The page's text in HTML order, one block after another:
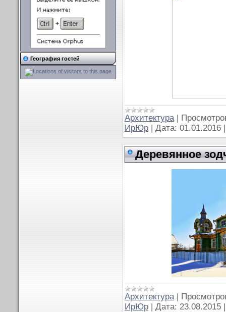
География гостей
Архитектура|
ИрЮр | Дата: 01.01.2016
Деревянное
Архитектура|
ИрЮр | Дата: 23.08.2015